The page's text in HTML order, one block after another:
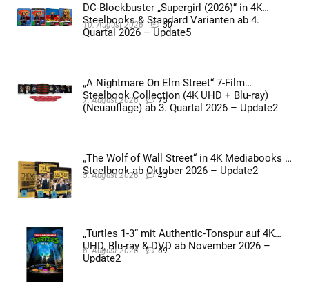
DC-Blockbuster „Supergirl (2026)“ in 4K
Steelbooks & Standard Varianten ab 4.
Quartal 2026 – Update5
10. August 2026 50
„A Nightmare On Elm Street“ 7-Film
Steelbook Collection (4K UHD + Blu-ray)
(Neuauflage) ab 3. Quartal 2026 – Update2
7. August 2026 75
„The Wolf of Wall Street“ in 4K Mediabooks &
Steelbook ab Oktober 2026 – Update2
5. August 2026 43
„Turtles 1-3“ mit Authentic-Tonspur auf 4K
UHD, Blu-ray & DVD ab November 2026 –
Update2
6. August 2026 69